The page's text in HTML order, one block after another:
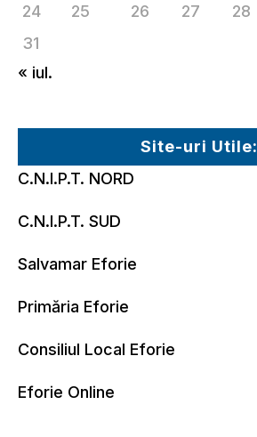
24
25 26 27 28
31
« iul.
Site-uri Utile:
C.N.I.P.T. NORD
C.N.I.P.T. SUD
Salvamar Eforie
Primăria Eforie
Consiliul Local Eforie
Eforie Online